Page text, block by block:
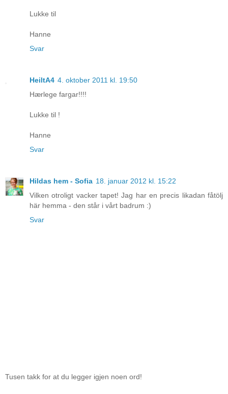
Lukke til
Hanne
Svar
HeiltA4 4. oktober 2011 kl. 19:50
Hærlege fargar!!!!
Lukke til !
Hanne
Svar
Hildas hem - Sofia 18. januar 2012 kl. 15:22
Vilken otroligt vacker tapet! Jag har en precis likadan fåtölj
här hemma - den står i vårt badrum :)
Svar
Tusen takk for at du legger igjen noen ord!